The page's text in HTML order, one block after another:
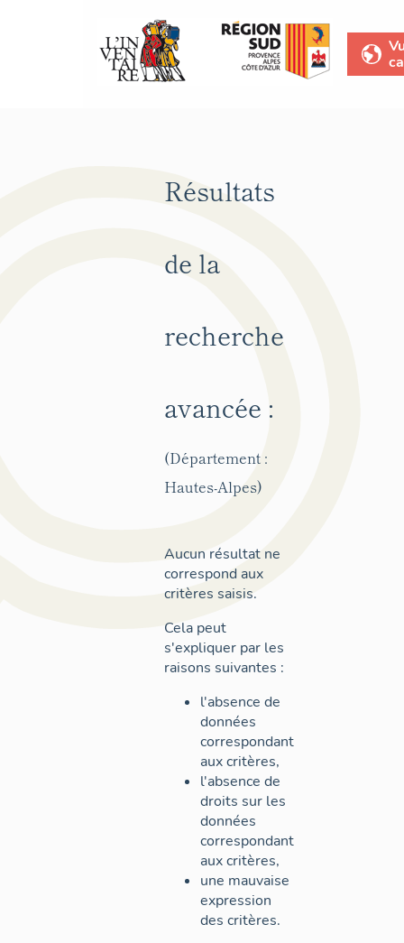
Résultats
de la
recherche
avancée :
(Département :
Hautes-Alpes)
Aucun résultat ne
correspond aux
critères saisis.
Cela peut
s'expliquer par les
raisons suivantes :
l'absence de
données
correspondant
aux critères,
l'absence de
droits sur les
données
correspondant
aux critères,
une mauvaise
expression
des critères.